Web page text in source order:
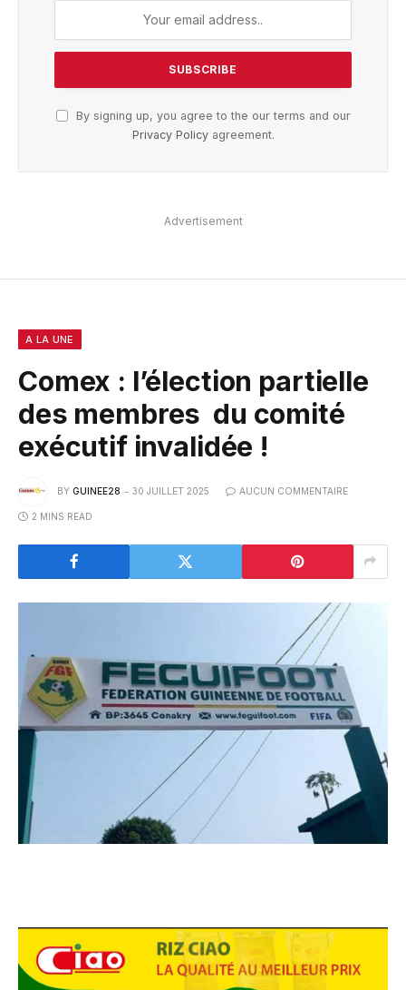
By signing up, you agree to the our terms and our
Privacy Policyagreement.
Advertisement
A LA UNE
Comex : l’élection partielle
des membres du comité
exécutif invalidée !
BY GUINEE28 30 JUILLET 2025 AUCUN COMMENTAIRE
2 MINS READ